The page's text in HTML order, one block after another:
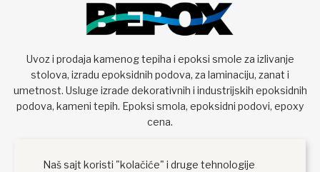
Uvoz i prodaja kamenog tepiha i epoksi smole za izlivanje
stolova, izradu epoksidnih podova, za laminaciju, zanat i
umetnost. Usluge izrade dekorativnih i industrijskih epoksidnih
podova, kameni tepih. Epoksi smola, epoksidni podovi, epoxy
cena.
Naš sajt koristi "kolačiće" i druge tehnologije